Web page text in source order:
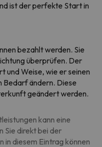
ist der perfekte Start in
bezahlt werden. Sie
überprüfen. Der
und Weise, wie er seinen
ändern. Diese
geändert werden.
kann eine
Sie direkt bei der
diesem Eintrag können